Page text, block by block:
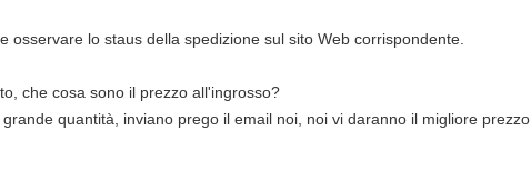
lo staus della spedizione sul sito Web corrispondente.
che cosa sono il prezzo all'ingrosso?
quantità, inviano prego il email noi, noi vi daranno il migliore prezzo,